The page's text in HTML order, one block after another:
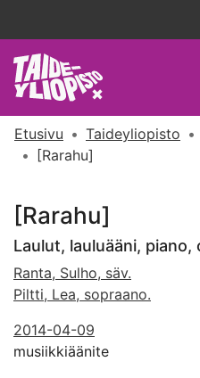
Etusivu Taideyliopisto
[Rarahu]
[Rarahu]
Laulut, lauluääni, piano,
Ranta, Sulho, säv.
Piltti, Lea, sopraano.
2014-04-09
musiikkiäänite